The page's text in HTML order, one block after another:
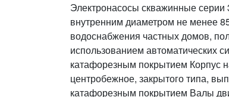
Электронасосы скважинные
внутренним диаметром не менее
водоснабжения частных домов,
использованием автоматических
катафорезным покрытием Корпус
центробежное, закрытого типа,
катафорезным покрытием Валы